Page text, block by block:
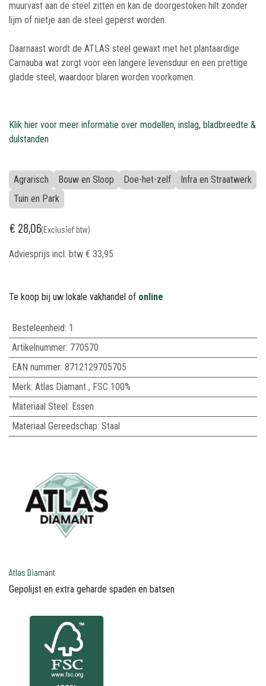
muurvast aan de steel zitten en kan de doorgestoken hilt zonder
lijm of nietje aan de steel geperst worden.
Daarnaast wordt de ATLAS steel gewaxt met het plantaardige
Carnauba wat zorgt voor een langere levensduur en een prettige
gladde steel, waardoor blaren worden voorkomen.
Klik hier voor meer informatie over modellen, inslag, bladbreedte &
dulstanden
Agrarisch Bouw en Sloop Doe-het-zelf
Infra en Straatwerk
Tuin en Park
€ 28,06(Exclusief btw)
Adviesprijs incl. btw € 33,95
Te koop bij uw lokale vakhandel of online
Besteleenheid: 1
Artikelnummer: 770570
EAN nummer: 8712129705705
Merk: Atlas Diamant, FSC 100%
Materiaal Steel: Essen
Materiaal Gereedschap: Staal
Atlas Diamant
Gepolijst en extra geharde spaden en batsen